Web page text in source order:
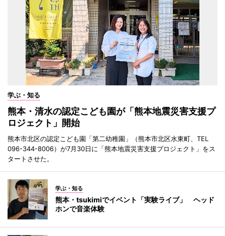
学ぶ・知る
熊本・清水の認定こども園が「熊本地震災害支援プ
ロジェクト」開始
熊本市北区の認定こども園「第二幼稚園」（熊本市北区水東町、TEL
096-344-8006）が7月30日に「熊本地震災害支援プロジェクト」をス
タートさせた。
学ぶ・知る
熊本・tsukimiでイベント「実験ライブ」 ヘッド
ホンで音楽体験